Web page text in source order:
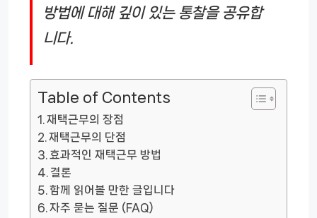
방법에 대해 깊이 있는 통찰을 공유합
니다.
Table of Contents
재택근무의 장점
재택근무의 단점
효과적인 재택근무 방법
결론
함께 읽어볼 만한 글입니다
자주 묻는 질문 (FAQ)